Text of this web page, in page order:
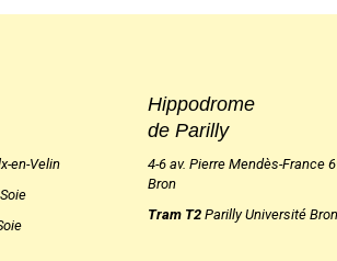
en-Velin
Hippodrome
de Parilly
4-6 av. Pierre Mendès-France
Bron
Tram T2Parilly Université Bron